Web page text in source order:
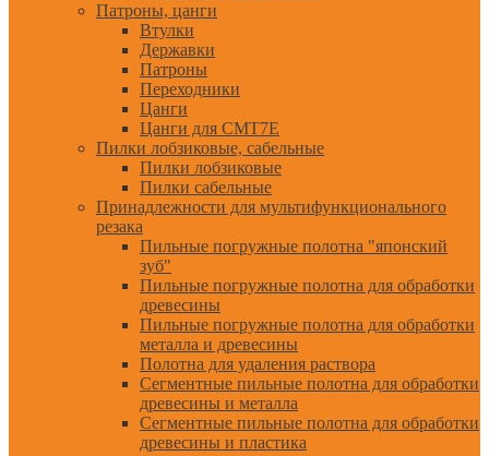
Патроны, цанги
Втулки
Державки
Патроны
Переходники
Цанги
Цанги для CMT7E
Пилки лобзиковые, сабельные
Пилки лобзиковые
Пилки сабельные
Принадлежности для мультифункционального
резака
Пильные погружные полотна "японский
зуб"
Пильные погружные полотна для обработки
древесины
Пильные погружные полотна для обработки
металла и древесины
Полотна для удаления раствора
Сегментные пильные полотна для обработки
древесины и металла
Сегментные пильные полотна для обработки
древесины и пластика